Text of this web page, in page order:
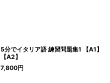
5分でイタリア語 練習問題集1 【A1】
【A2】
7,800円